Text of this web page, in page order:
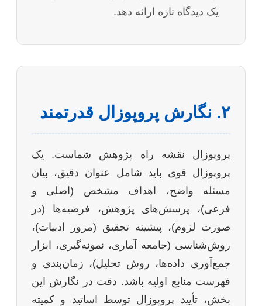
یک دیدگاه تازه ارائه دهد.
۲. نگارش پروپوزال قدرتمند
پروپوزال نقشه راه پژوهش شماست. یک
پروپوزال قوی باید شامل عنوان دقیق، بیان
مسئله واضح، اهداف مشخص (اصلی و
فرعی)، پرسش‌های پژوهش، فرضیه‌ها (در
صورت لزوم)، پیشینه تحقیق (مرور ادبیات)،
روش‌شناسی (جامعه آماری، نمونه‌گیری، ابزار
جمع‌آوری داده‌ها، روش تحلیل)، زمان‌بندی و
فهرست منابع اولیه باشد. دقت در نگارش این
بخش، تأیید پروپوزال توسط اساتید و کمیته